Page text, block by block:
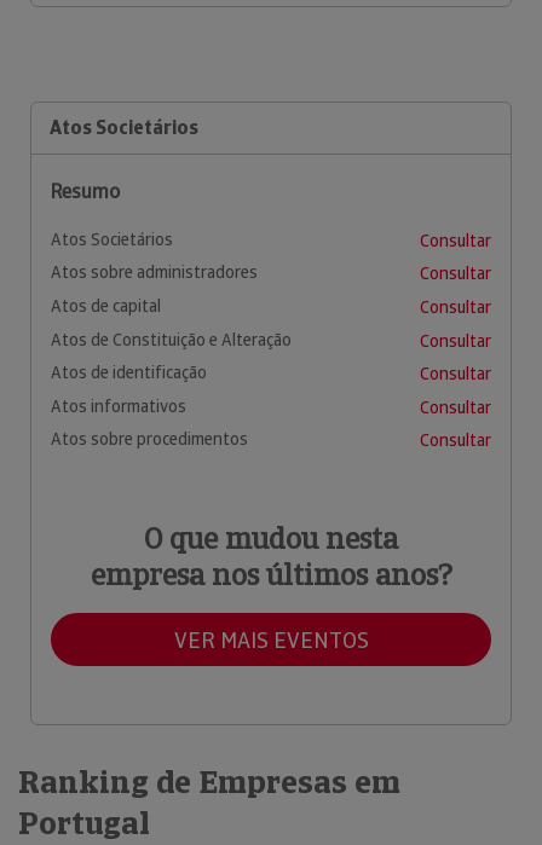
Atos Societários
Resumo
Atos Societários
Consultar
Atos sobre administradores
Consultar
Atos de capital
Consultar
Atos de Constituição e Alteração
Consultar
Atos de identificação
Consultar
Atos informativos
Consultar
Atos sobre procedimentos
Consultar
O que mudou nesta
empresa nos últimos anos?
VER MAIS EVENTOS
Ranking de Empresas em
Portugal